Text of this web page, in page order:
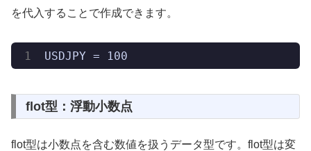
を代入することで作成できます。
USDJPY = 100
flot型：浮動小数点
flot型は小数点を含む数値を扱うデータ型です。flot型は変